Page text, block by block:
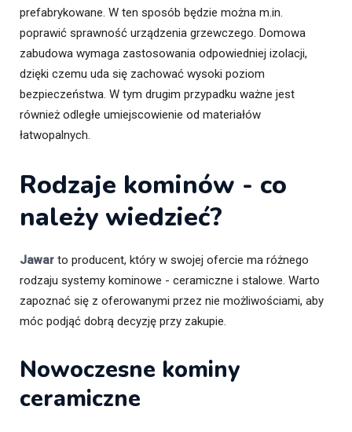
prefabrykowane. W ten sposób będzie można m.in.
poprawić sprawność urządzenia grzewczego. Domowa
zabudowa wymaga zastosowania odpowiedniej izolacji,
dzięki czemu uda się zachować wysoki poziom
bezpieczeństwa. W tym drugim przypadku ważne jest
również odległe umiejscowienie od materiałów
łatwopalnych.
Rodzaje kominów - co
należy wiedzieć?
Jawar to producent, który w swojej ofercie ma różnego
rodzaju systemy kominowe - ceramiczne i stalowe. Warto
zapoznać się z oferowanymi przez nie możliwościami, aby
móc podjąć dobrą decyzję przy zakupie.
Nowoczesne kominy
ceramiczne